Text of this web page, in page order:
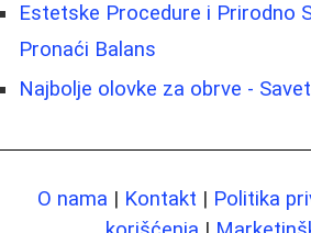
Estetske Procedure i Prirodno
Pronaći Balans
Najbolje olovke za obrve -
O nama | Kontakt | Politika